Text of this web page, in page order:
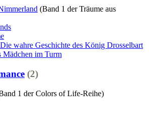
(Band 1 der Träume aus
wahre Geschichte des König Drosselbart
Mädchen im Turm
(2)
1 der Colors of Life-Reihe)